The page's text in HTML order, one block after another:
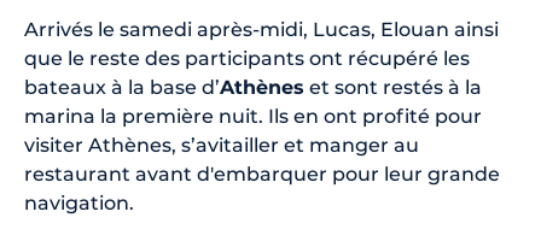
Arrivés le samedi après-midi, Lucas, Elouan ainsi
que le reste des participants ont récupéré les
bateaux à la base d’Athènes et sont restés à la
marina la première nuit. Ils en ont profité pour
visiter Athènes, s’avitailler et manger au
restaurant avant d'embarquer pour leur grande
navigation.